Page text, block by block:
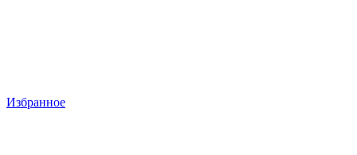
Избранное